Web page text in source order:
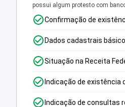
possui algum protesto com
Confirmação de
Dados cadastrais
Situação na Receita
Indicação de existência
Indicação de consultas